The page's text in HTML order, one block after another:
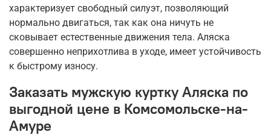
характеризует свободный силуэт, позволяющий
нормально двигаться, так как она ничуть не
сковывает естественные движения тела. Аляска
совершенно неприхотлива в уходе, имеет устойчивость
к быстрому износу.
Заказать мужскую куртку Аляска по
выгодной цене в Комсомольске-на-
Амуре